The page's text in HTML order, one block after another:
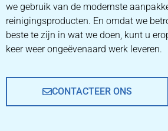
we gebruik van de modernste
reinigingsproducten. En omdat we
beste te zijn in wat we doen, kunt u
keer weer ongeëvenaard werk leveren.
CONTACTEER ONS